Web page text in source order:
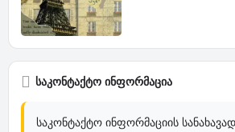
საკონტაქტო ინფორმაცია
საკონტაქტო ინფორმაციის